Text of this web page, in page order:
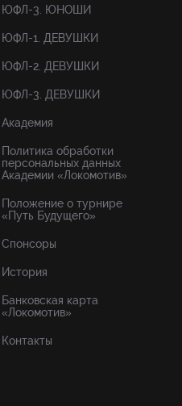
ЮФЛ-3. ЮНОШИ
ЮФЛ-1. ДЕВУШКИ
ЮФЛ-2. ДЕВУШКИ
ЮФЛ-3. ДЕВУШКИ
Академия
Политика обработки
персональных данных
Академии «Локомотив»
Положение о турнире
«Путь Будущего»
Спонсоры
История
Банковская карта
«Локомотив»
Контакты